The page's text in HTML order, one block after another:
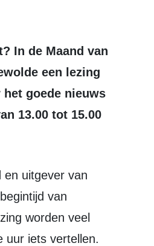
In de Maand van
een lezing
goede nieuws
13.00 tot 15.00
van
worden veel
uur iets vertellen.